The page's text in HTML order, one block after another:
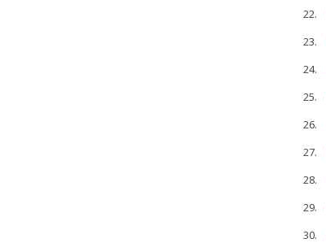
22.
23.
24.
25.
26.
27.
28.
29.
30.